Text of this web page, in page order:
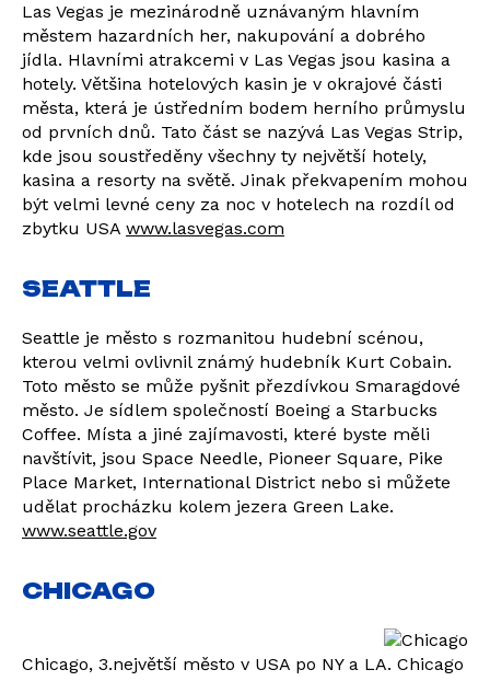
Las Vegas je mezinárodně uznávaným hlavním
městem hazardních her, nakupování a dobrého
jídla. Hlavními atrakcemi v Las Vegas jsou kasina a
hotely. Většina hotelových kasin je v okrajové části
města, která je ústředním bodem herního průmyslu
od prvních dnů. Tato část se nazývá Las Vegas Strip,
kde jsou soustředěny všechny ty největší hotely,
kasina a resorty na světě. Jinak překvapením mohou
být velmi levné ceny za noc v hotelech na rozdíl od
zbytku USA www.lasvegas.com
SEATTLE
Seattle je město s rozmanitou hudební scénou,
kterou velmi ovlivnil známý hudebník Kurt Cobain.
Toto město se může pyšnit přezdívkou Smaragdové
město. Je sídlem společností Boeing a Starbucks
Coffee. Místa a jiné zajímavosti, které byste měli
navštívit, jsou Space Needle, Pioneer Square, Pike
Place Market, International District nebo si můžete
udělat procházku kolem jezera Green Lake.
www.seattle.gov
CHICAGO
Chicago, 3.největší město v USA po NY a LA. Chicago